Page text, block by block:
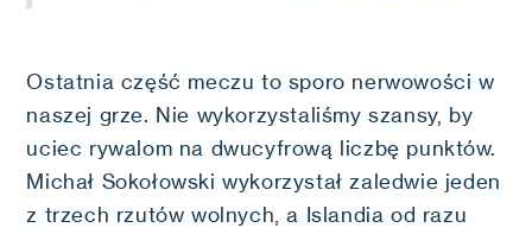
Ostatnia część meczu to sporo nerwowości w
naszej grze. Nie wykorzystaliśmy szansy, by
uciec rywalom na dwucyfrową liczbę punktów.
Michał Sokołowski wykorzystał zaledwie jeden
z trzech rzutów wolnych, a Islandia od razu